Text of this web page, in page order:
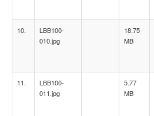
10.
LBB100-
010.jpg
18.75
MB
11.
LBB100-
011.jpg
5.77
MB